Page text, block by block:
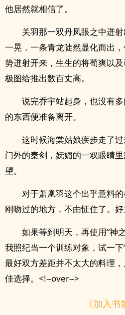
他居然就相信了。
关羽那一双丹凤眼之中迸
一晃，一条青龙陡然显化而出
势迸射开来，生生的将荀爽以
极图给推出数百丈高。
说完乔宇站起身，也没有
的东西便准备离开。
这时候海棠姑娘疾步走了
门外的秦剑，妩媚的一双眼睛
望。
对于萧凰羽这个出乎意料
刚吻过的地方，不由怔住了。好
如果等到明天，再使用“神
我照纪当一个训练对象，试一下
最好双方差距并不太大的料理
佳选择。<!--over-->
〔加入书